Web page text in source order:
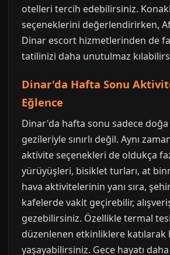
otelleri tercih edebilirsiniz.
seçeneklerini değerlendirirken,
Dinar escort hizmetlerinden de
tatilinizi daha unutulmaz
Dinar'da Hafta Sonu
Eğlence
Dinar'da hafta sonu sadece
gezileriyle sınırlı değil. Aynı
aktivite seçenekleri de oldukça
yürüyüşleri, bisiklet turları, at
hava aktivitelerinin yanı sıra,
kafelerde vakit geçirebilir,
gezebilirsiniz. Özellikle termal
düzenlenen etkinliklere katılarak
yaşayabilirsiniz. Gece hayatı